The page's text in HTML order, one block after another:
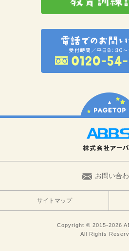
お問い合
サイトマップ
Copyright © 2015-2026
All Rights